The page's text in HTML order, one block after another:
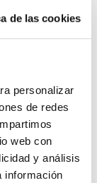
de las cookies
personalizar
de redes
web con
y análisis
información